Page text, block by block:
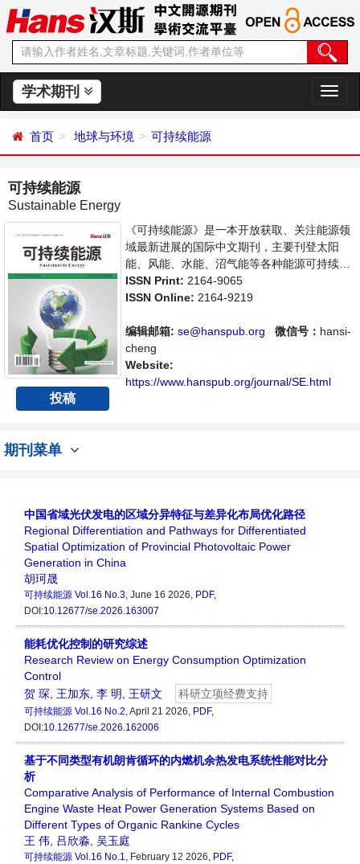
学术期刊
切
换
首页 地球与环境 可持续能源
可持续能源
Sustainable Energy
投稿
《可持续能源》是一本开放获取、关注能源领
域最新进展的国际中文期刊，主要刊登太阳
能、风能、水能、沼气能等各种能源可持续发
展研究，以及能源与经济、环境、政策等关系
的学术论文和成果评述。本刊集学术性、思想
学并致力于学术的繁荣，旨在给世界范围内的
能源研究者、能源工作者等研究并关注能源发
展的人员提供一个传播、分享和讨论能源持续
性发展的交流平台。
ISSN Print: 2164-9065
ISSN Online: 2164-9219
编辑邮箱: se@hanspub.org 微信号： hansi-
cheng
Website:
https://www.hanspub.org/journal/SE.html
期刊菜单
中国省域光伏发电的区域分异特征与差异化布局优化路径
Regional Differentiation and Pathways for Differentiated
Spatial Optimization of Provincial Photovoltaic Power
Generation in China
胡珂晟
可持续能源 Vol.16 No.3, June 16 2026, PDF,
DOI:10.12677/se.2026.163007
能耗优化控制的研究综述
Research Review on Energy Consumption Optimization
Control
贺 琛, 王加东, 李 明, 王研文 科研立项经费支持
可持续能源 Vol.16 No.2, April 21 2026, PDF,
DOI:10.12677/se.2026.162006
基于不同类型有机朗肯循环的内燃机余热发电系统性能对比分
析
Comparative Analysis of Performance of Internal Combustion
Engine Waste Heat Power Generation Systems Based on
Different Types of Organic Rankine Cycles
王 伟, 吕欣淼, 吴玉庭
可持续能源 Vol.16 No.1, February 12 2026, PDF,